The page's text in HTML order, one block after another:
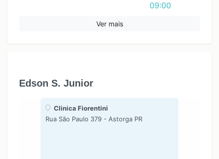
09:00
Ver mais
Edson S. Junior
Clinica Fiorentini
Rua São Paulo 379 - Astorga PR